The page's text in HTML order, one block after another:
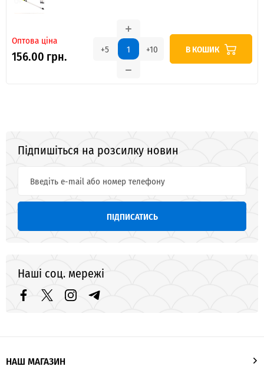
Оптова ціна
156.00 грн. +5 +10 В КОШИК
Підпишіться на розсилку новин
ПІДПИСАТИСЬ
Наші соц. мережі
НАШ МАГАЗИН